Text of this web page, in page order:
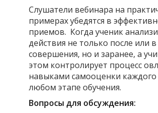
Слушатели вебинара на
примерах убедятся в
приемов. Когда ученик
действия не только после или
совершения, но и заранее, а
этом контролирует процесс
навыками самооценки каждого
любом этапе обучения.
Вопросы для обсуждения: